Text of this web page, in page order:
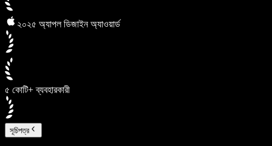
২০২৫ অ্যাপল ডিজাইন অ্যাওয়ার্ড
৫ কোটি+ ব্যবহারকারী
সূচিপত্র